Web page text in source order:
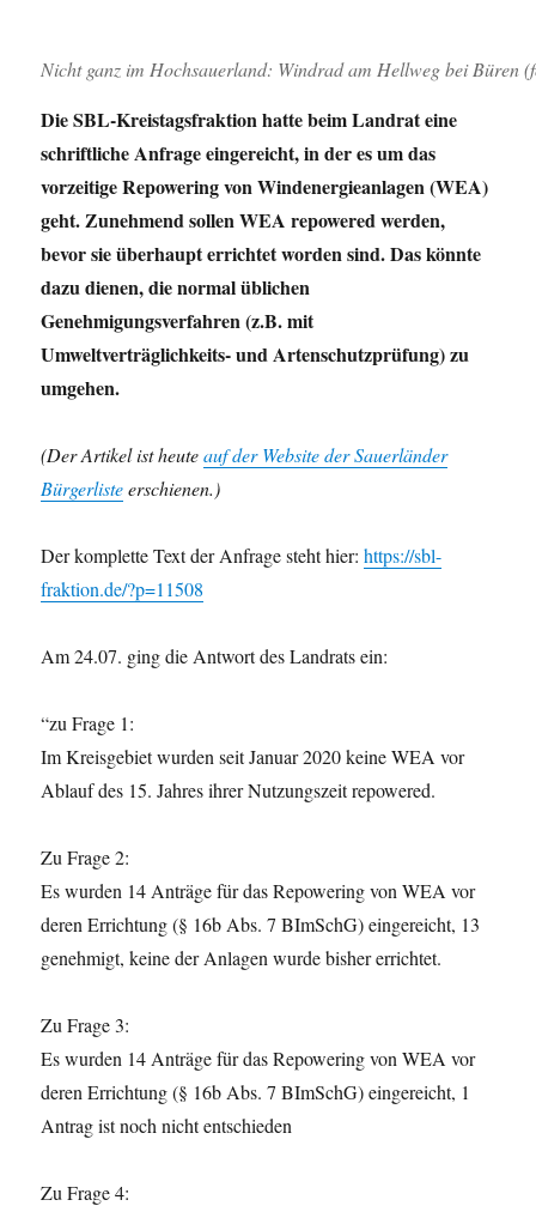
Nicht ganz im Hochsauerland: Windrad am Hellweg bei Büren
Die SBL-Kreistagsfraktion hatte beim Landrat eine
schriftliche Anfrage eingereicht, in der es um das
vorzeitige Repowering von Windenergieanlagen (WEA)
geht. Zunehmend sollen WEA repowered werden,
bevor sie überhaupt errichtet worden sind. Das könnte
dazu dienen, die normal üblichen
Genehmigungsverfahren (z.B. mit
Umweltverträglichkeits- und Artenschutzprüfung) zu
umgehen.
(Der Artikel ist heuteauf der Website der Sauerländer
Bürgerlisteerschienen.)
Der komplette Text der Anfrage steht hier:https://sbl-
fraktion.de/?p=11508
Am 24.07. ging die Antwort des Landrats ein:
“zu Frage 1:
Im Kreisgebiet wurden seit Januar 2020 keine WEA vor
Ablauf des 15. Jahres ihrer Nutzungszeit repowered.
Zu Frage 2:
Es wurden 14 Anträge für das Repowering von WEA vor
deren Errichtung (§ 16b Abs. 7 BImSchG) eingereicht, 13
genehmigt, keine der Anlagen wurde bisher errichtet.
Zu Frage 3:
Es wurden 14 Anträge für das Repowering von WEA vor
deren Errichtung (§ 16b Abs. 7 BImSchG) eingereicht, 1
Antrag ist noch nicht entschieden
Zu Frage 4: